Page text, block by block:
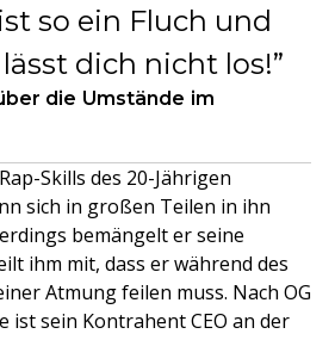
so ein Fluch und
dich nicht los!
die Umstände im
Skills des 20-Jährigen
sich in großen Teilen in ihn
bemängelt er seine
ihm mit, dass er während des
Atmung feilen muss. Nach OG
ist sein Kontrahent CEO an der